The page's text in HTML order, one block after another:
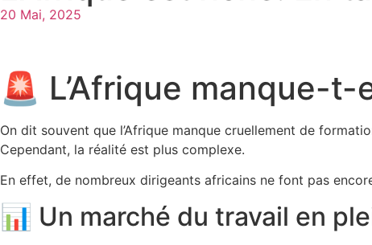
20 Mai, 2025
🚨 L’Afrique manque-
On dit souvent que l’Afrique manque cruellement de
Cependant, la réalité est plus complexe.
En effet, de nombreux dirigeants africains ne font pas
📊 Un marché du travail en